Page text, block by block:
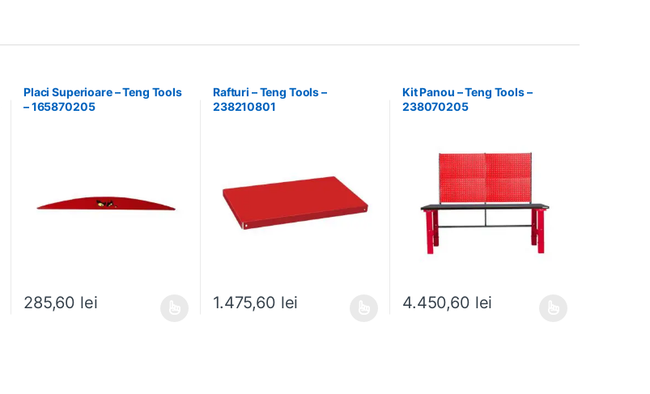
Placi Superioare – Teng Tools
– 165870205
285,60 lei
Rafturi – Teng Tools –
238210801
1.475,60 lei
Kit Panou – Teng Tools –
238070205
4.450,60 lei